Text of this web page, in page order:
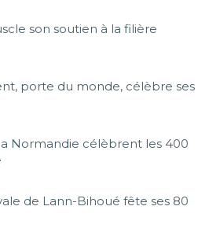
son soutien à la filière
porte du monde, célèbre ses
Normandie célèbrent les 400
de Lann-Bihoué fête ses 80